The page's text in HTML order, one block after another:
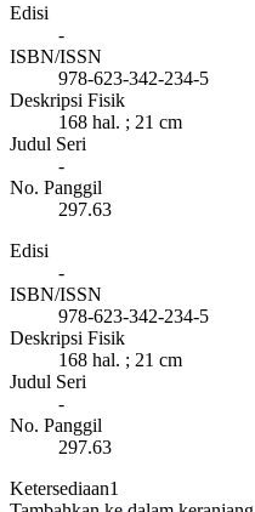
Edisi
-
ISBN/ISSN
978-623-342-234-5
Deskripsi Fisik
168 hal. ; 21 cm
Judul Seri
-
No. Panggil
297.63
Edisi
-
ISBN/ISSN
978-623-342-234-5
Deskripsi Fisik
168 hal. ; 21 cm
Judul Seri
-
No. Panggil
297.63
Ketersediaan1